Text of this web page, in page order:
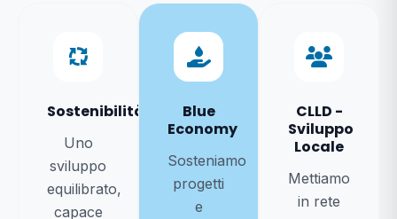
+3
Progetti attivi
Sostenibilità
Uno
sviluppo
equilibrato,
capace
Blue
Economy
Sosteniamo
progetti
e
CLLD -
Sviluppo
Locale
Mettiamo
in rete